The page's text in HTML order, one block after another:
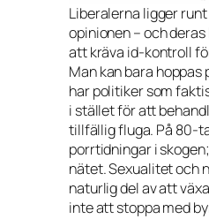
Liberalerna ligger
opinionen – och
att kräva id-kontroll
Man kan bara hoppas
har politiker som
i stället för att
tillfällig fluga. På 80-
porrtidningar i
nätet. Sexualitet och
naturlig del av att
inte att stoppa med